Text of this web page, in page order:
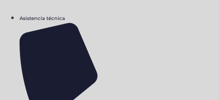
Asistencia técnica